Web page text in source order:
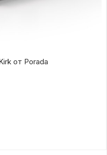
от Porada